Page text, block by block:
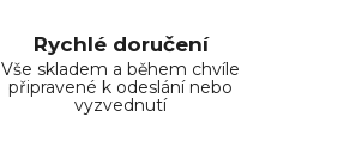
Rychlé doručení
Vše skladem a během chvíle
připravené k odeslání nebo
vyzvednutí